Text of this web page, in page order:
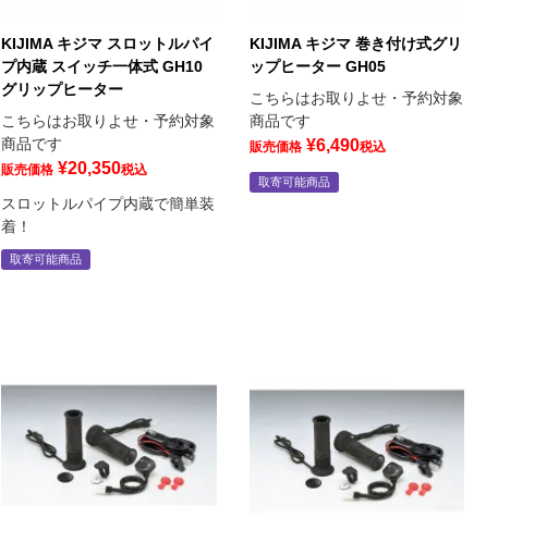
KIJIMA キジマ スロットルパイ
プ内蔵 スイッチ一体式 GH10
グリップヒーター
こちらはお取りよせ・予約対象
商品です
販売価格 ¥20,350税込
スロットルパイプ内蔵で簡単装
着！
取寄可能商品
KIJIMA キジマ 巻き付け式グリ
ップヒーター GH05
こちらはお取りよせ・予約対象
商品です
販売価格 ¥6,490税込
取寄可能商品